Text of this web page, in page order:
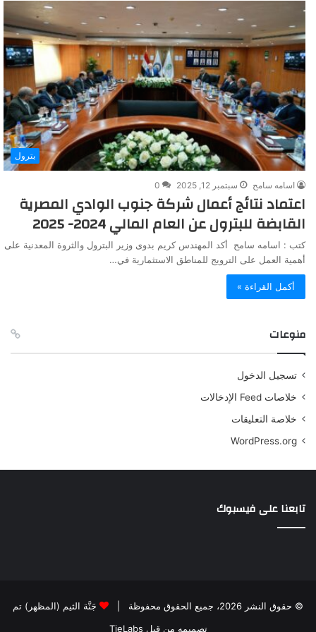
بترول
اسامه سامح سبتمبر 12, 2025 0
اعتماد نتائج أعمال شركة جنوب الوادي المصرية
القابضة للبترول عن العام المالي 2024- 2025
كتب : اسامه سامح أكد المهندس كريم بدوى وزير البترول والثروة المعدنية على
أهمية العمل على الترويج للمناطق الاستثمارية في…
أكمل القراءة »
منوعات
تسجيل الدخول
خلاصات Feed الإدخالات
خلاصة التعليقات
WordPress.org
تابعنا على فيسبوك
© حقوق النشر 2026، جميع الحقوق محفوظة |
جَنَّة الثيم (المظهر) تم
تصميمه من قِبل TieLabs